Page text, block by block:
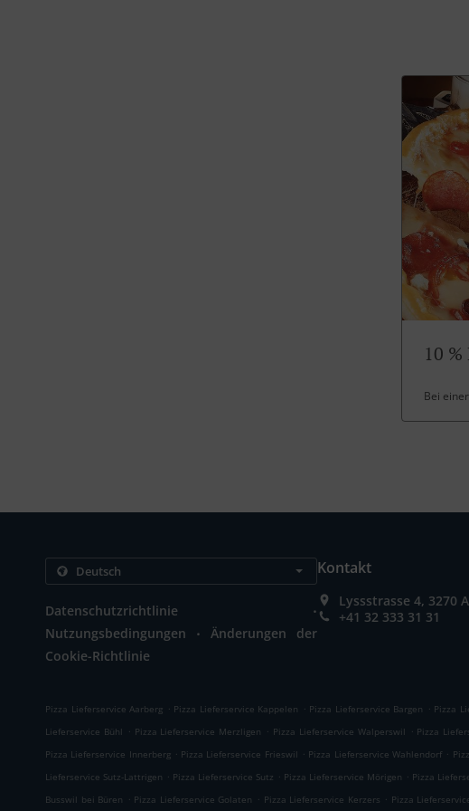
10
Bei
Datenschutzrichtlinie .
Nutzungsbedingungen .
Änderungen der
Cookie-Richtlinie
Kontakt
Lyssstrasse 4, 3270
+41 32 333 31 31
Pizza Lieferservice Aarberg . Pizza Lieferservice Kappelen . Pizza Lieferservice Bargen . Pizza
Lieferservice Bühl . Pizza Lieferservice Merzligen . Pizza Lieferservice Walperswil . Pizza
Pizza Lieferservice Innerberg . Pizza Lieferservice Frieswil . Pizza Lieferservice Wahlendorf .
Lieferservice Sutz-Lattrigen . Pizza Lieferservice Sutz . Pizza Lieferservice Mörigen . Pizza
Busswil bei Büren . Pizza Lieferservice Golaten . Pizza Lieferservice Kerzers . Pizza